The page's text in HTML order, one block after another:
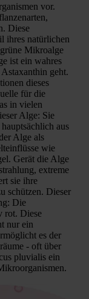
vor.
Diese
ihres natürlichen
Mikroalge
ist ein wahres
geht.
dieses
für die
in vielen
Alge: Sie
aus
Alge als
wie
Gerät die Alge
extreme
sie ihre
schützen. Dieser
Die
rot. Diese
nur ein
es der
- oft über
pluvialis ein